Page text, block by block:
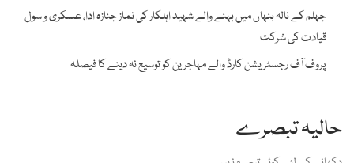
جہلم کے نالہ بنہاں میں بہنے والے شہید اہلکار کی نماز جنازہ ادا، عسکری و سول
قیادت کی شرکت
پروف آف رجسٹریشن کارڈ والے مہاجرین کو توسیع نہ دینے کا فیصلہ
حالیہ تبصرے